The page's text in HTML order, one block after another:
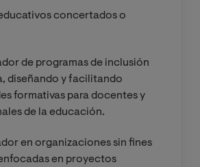
y
de los
del
concertados o
de programas de inclusión
diseñando y facilitando
formativas para docentes y
de la educación.
en organizaciones sin fines
en proyectos